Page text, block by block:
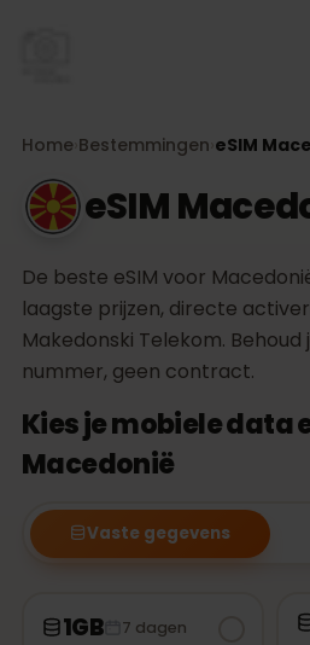
Home Bestemmingen eSIM
eSIM
De beste eSIM voor
laagste prijzen, directe
Makedonski Telekom.
nummer, geen contract.
Kies je mobiele data
Macedonië
Vaste gegevens
1GB 7 dagen